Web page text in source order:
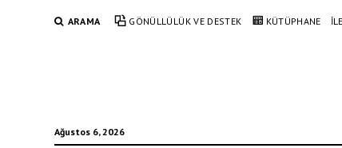
ARAMA GÖNÜLLÜLÜK VE DESTEK KÜTÜPHANE
Ağustos 6, 2026